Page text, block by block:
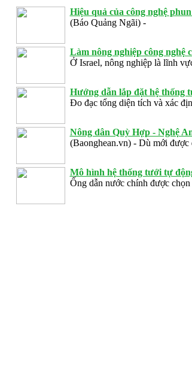
Hiệu quả của công nghệ
(Báo Quảng Ngãi) -
Làm nông nghiệp công nghệ
Ở Israel, nông nghiệp là lĩnh
Hướng dẫn lắp đặt hệ thống
Đo đạc tổng diện tích và xác
Nông dân Quỳ Hợp - Nghệ
(Baonghean.vn) - Dù mới
Mô hình hệ thống tưới tự
Ống dẫn nước chính được